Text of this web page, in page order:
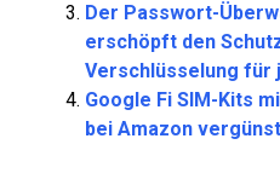
Der Passwort-
erschöpft den
Verschlüsselung für
Google Fi SIM-Kits
bei Amazon